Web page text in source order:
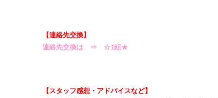
【連絡先交換】
連絡先交換は ⇒ ☆1組★
【スタッフ感想・アドバイスなど】